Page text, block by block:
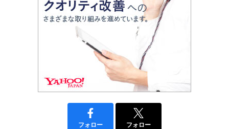
フォロー フォロー